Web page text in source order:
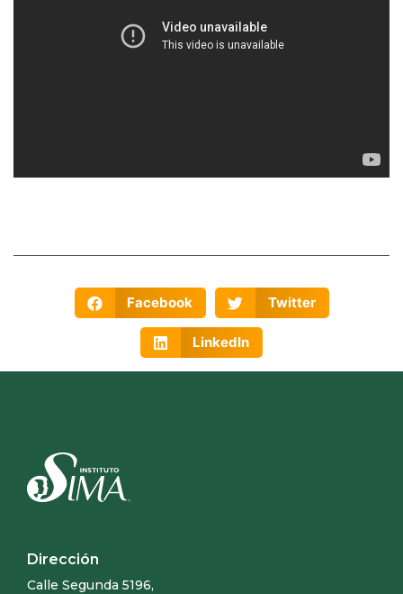
Facebook Twitter
LinkedIn
Dirección
Calle Segunda 5196,